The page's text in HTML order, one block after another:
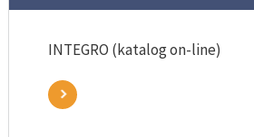
INTEGRO (katalog on-line)